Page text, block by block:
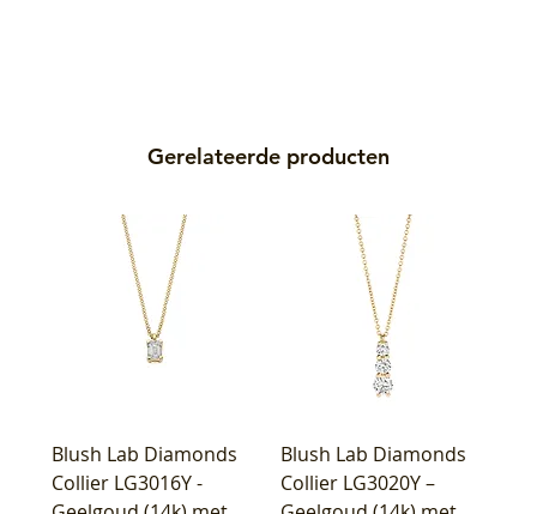
Gerelateerde producten
Blush Lab Diamonds
Collier LG3016Y -
Blush Lab Diamonds
Collier LG3020Y –